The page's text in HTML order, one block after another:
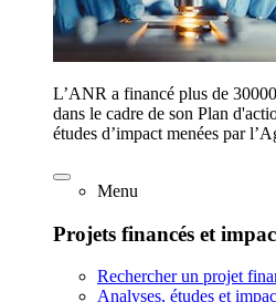
L’ANR a financé plus de
dans le cadre de son Plan
études d’impact menées par
Menu
Projets financés et
Rechercher un projet
Analyses, études et